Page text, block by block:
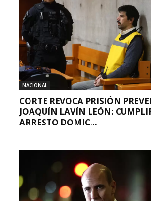
NACIONAL
CORTE REVOCA PRISIÓN
JOAQUÍN LAVÍN LEÓN:
ARRESTO DOMIC...